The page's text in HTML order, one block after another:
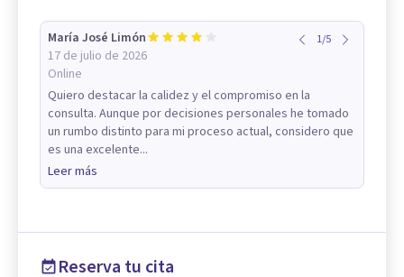
María José Limón
17 de julio de 2026
Online
1/5
Quiero destacar la calidez y el compromiso en la
consulta. Aunque por decisiones personales he tomado
un rumbo distinto para mi proceso actual, considero que
es una excelente...
Leer más
Reserva tu cita